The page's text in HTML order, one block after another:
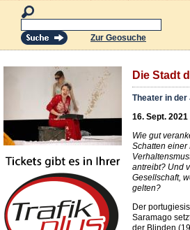
Zur Geosuche
Die Stadt
Theater in
16. Sept.
Wie gut
Schatten einer
antreibt? Und
Gesellschaft,
gelten?
Der
Saramago
der Blinden